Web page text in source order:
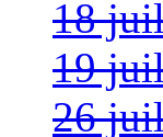
18
19
26